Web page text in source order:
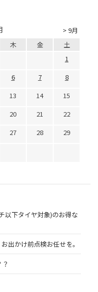
> 9月
木 金
土
1
6 7
8
13 14
15
20 21
22
27 28
29
以下タイヤ対象)のお得な
出かけ前点検お任せを。